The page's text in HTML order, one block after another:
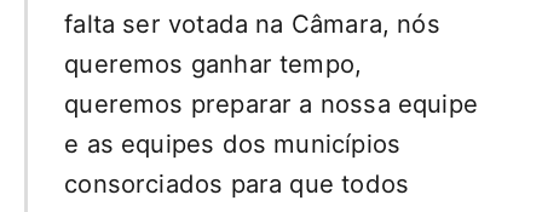
falta ser votada na Câmara, nós
queremos ganhar tempo,
queremos preparar a nossa equipe
e as equipes dos municípios
consorciados para que todos